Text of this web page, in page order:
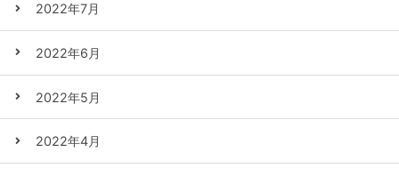
2022年7月
2022年6月
2022年5月
2022年4月